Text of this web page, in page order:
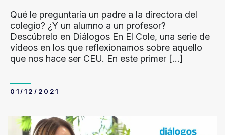
Qué le preguntaría un padre a la directora del
colegio? ¿Y un alumno a un profesor?
Descúbrelo en Diálogos En El Cole, una serie de
vídeos en los que reflexionamos sobre aquello
que nos hace ser CEU. En este primer […]
01/12/2021